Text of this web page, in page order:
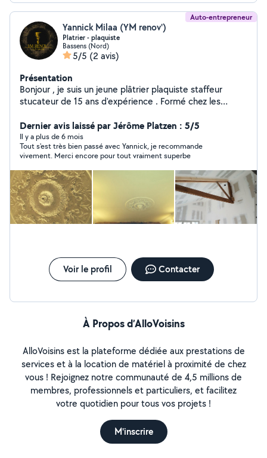
Auto-entrepreneur
Yannick Milaa (YM renov')
Platrier - plaquiste
Bassens (Nord)
5/5 (2 avis)
Présentation
Bonjour , je suis un jeune plâtrier plaquiste staffeur
stucateur de 15 ans d'expérience . Formé chez les
méticuleux et j'adore travailler la matière . Je pratique le
neuf et surtout la rénovation . Si vous cherchez un travail
de qualité c'est avec grand plaisir que je me rendrai
disponible .
Dernier avis laissé par Jérôme Platzen : 5/5
Il y a plus de 6 mois
Tout s'est très bien passé avec Yannick, je recommande
vivement. Merci encore pour tout vraiment superbe
Voir le profil Contacter
À Propos d’AlloVoisins
AlloVoisins est la plateforme dédiée aux prestations de
services et à la location de matériel à proximité de chez
vous ! Rejoignez notre communauté de 4,5 millions de
membres, professionnels et particuliers, et facilitez
votre quotidien pour tous vos projets !
M'inscrire